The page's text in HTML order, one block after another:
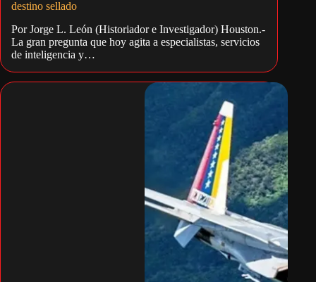
destino sellado
Por Jorge L. León (Historiador e Investigador) Houston.-
La gran pregunta que hoy agita a especialistas, servicios
de inteligencia y…